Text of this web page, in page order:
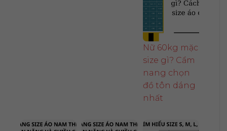
Nữ 60kg mặc
size gì? Cẩm
nang chọn
đồ tôn dáng
nhất